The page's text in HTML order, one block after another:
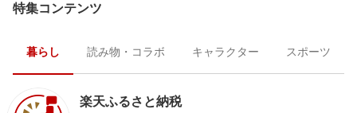
特集コンテンツ
暮らし 読み物・コラボ キャラクター スポーツ
楽天ふるさと納税